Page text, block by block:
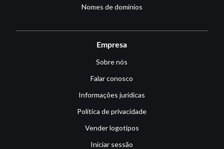
Nomes de domínios
Empresa
Sobre nós
Falar conosco
Informações jurídicas
Política de privacidade
Vender logotipos
Iniciar sessão